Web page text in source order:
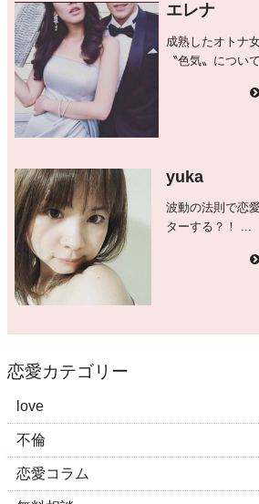
エレナ
成熟したオトナ
〝色気〟につい
yuka
波動の法則で恋
ターする？！ ...
恋愛カテゴリー
love
不倫
恋愛コラム